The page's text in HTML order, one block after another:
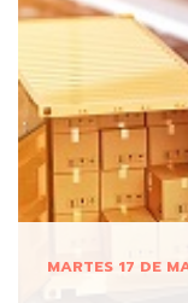
MARTES 17 DE